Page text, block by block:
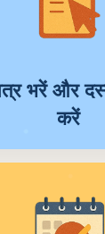
भरें और
करें